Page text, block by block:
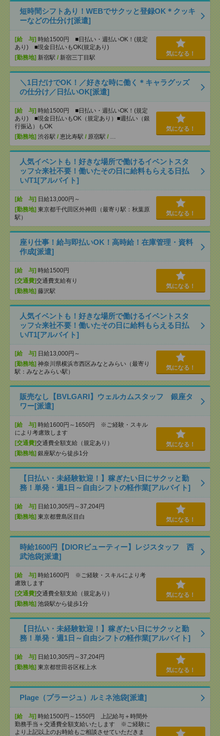
短時間シフトあり！WEBでサクッと登録OK＊クッキ
ーなどの仕分け[派遣]
[給 与] 時給1500円 ■日払い・週払いOK！(規定
あり) ■現金日払いもOK(規定あり)
[勤務地] 新宿駅 / 新宿三丁目駅
気になる！
＼1日だけでOK！／好きな時に働く＊キャラグッズ
の仕分け／日払いOK[派遣]
[給 与] 時給1500円 ■日払い・週払いOK！(規定
あり) ■現金日払いもOK（規定あり）■週払い（銀
行振込）もOK
[勤務地] 渋谷駅 / 恵比寿駅 / 原宿駅 / …
気になる！
人気イベントも！好きな場所で働けるイベントスタ
ッフ☆来社不要！働いたその日に給料もらえる日払
い/T1[アルバイト]
[給 与] 日給13,000円～
[勤務地] 東京都千代田区外神田（最寄り駅：秋葉原
駅）
気になる！
座り仕事！給与即払いOK！高時給！在庫管理・資料
作成[派遣]
[給 与] 時給1500円
[交通費]交通費支給有り
[勤務地] 藤沢駅
気になる！
人気イベントも！好きな場所で働けるイベントスタ
ッフ☆来社不要！働いたその日に給料もらえる日払
い/T1[アルバイト]
[給 与] 日給13,000円～
[勤務地] 神奈川県横浜市西区みなとみらい（最寄り
駅：みなとみらい駅）
気になる！
販売なし【BVLGARI】ウェルカムスタッフ 銀座タ
ワー[派遣]
[給 与] 時給1600円～1650円 ※ご経験・スキル
により考慮致します
[交通費]交通費全額支給（規定あり）
[勤務地] 銀座駅から徒歩1分
気になる！
【日払い・未経験歓迎！】稼ぎたい日にサクッと勤
務！単発・週1日～自由シフトの軽作業[アルバイト]
[給 与] 日給10,305円～37,204円
[勤務地] 東京都豊島区目白 気になる！
時給1600円【DIORビューティー】レジスタッフ 西
武池袋[派遣]
[給 与] 時給1600円 ※ご経験・スキルにより考
慮致します
[交通費]交通費全額支給（規定あり）
[勤務地] 池袋駅から徒歩1分
気になる！
【日払い・未経験歓迎！】稼ぎたい日にサクッと勤
務！単発・週1日～自由シフトの軽作業[アルバイト]
[給 与] 日給10,305円～37,204円
[勤務地] 東京都世田谷区桜上水 気になる！
Plage（プラージュ）ルミネ池袋[派遣]
[給 与] 時給1500円～1550円 上記給与＋時間外
勤務手当＋交通費全額支給いたします ※ご経験に
より上記以上のお時給もご相談させていただきま